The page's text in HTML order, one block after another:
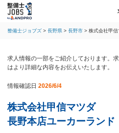
整備士ジョブズ 長野県 長野市 株式会社甲
求人情報の一部をご紹介しております。
はより詳細な内容をお伝えいたします。
情報確認日 2026/6/4
株式会社甲信マツダ
長野本店ユーカーランド